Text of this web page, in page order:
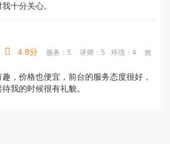
十分关心。
4.8分
服务：5 讲师：5 环境：4
效
，价格也便宜，前台的服务态度很好，
我的时候很有礼貌。